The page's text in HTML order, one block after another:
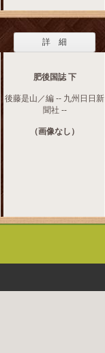
詳 細
肥後国誌 下
後藤是山／編 -- 九州日日新
聞社 --
（画像なし）